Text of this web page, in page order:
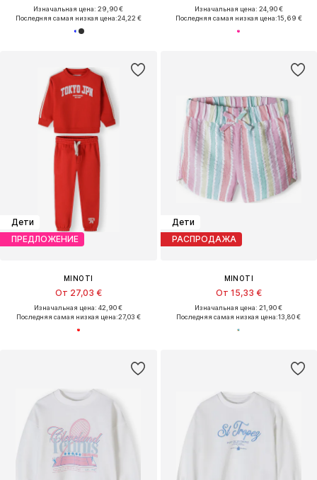
Изначальная цена: 29,90 €
Последняя самая низкая цена:24,22 €
Изначальная цена: 24,90 €
Последняя самая низкая цена:15,69 €
Дети
ПРЕДЛОЖЕНИЕ
MINOTI
От 27,03 €
Изначальная цена: 42,90 €
Последняя самая низкая цена:27,03 €
Дети
РАСПРОДАЖА
MINOTI
От 15,33 €
Изначальная цена: 21,90 €
Последняя самая низкая цена:13,80 €